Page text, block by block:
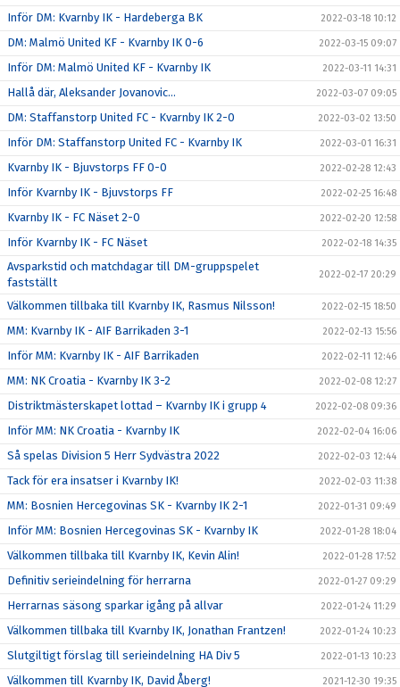
Inför DM: Kvarnby IK - Hardeberga BK 2022-03-18 10:12
DM: Malmö United KF - Kvarnby IK 0-6 2022-03-15 09:07
Inför DM: Malmö United KF - Kvarnby IK 2022-03-11 14:31
Hallå där, Aleksander Jovanovic... 2022-03-07 09:05
DM: Staffanstorp United FC - Kvarnby IK 2-0 2022-03-02 13:50
Inför DM: Staffanstorp United FC - Kvarnby IK 2022-03-01 16:31
Kvarnby IK - Bjuvstorps FF 0-0 2022-02-28 12:43
Inför Kvarnby IK - Bjuvstorps FF 2022-02-25 16:48
Kvarnby IK - FC Näset 2-0 2022-02-20 12:58
Inför Kvarnby IK - FC Näset 2022-02-18 14:35
Avsparkstid och matchdagar till DM-gruppspelet
fastställt
2022-02-17 20:29
Välkommen tillbaka till Kvarnby IK, Rasmus Nilsson! 2022-02-15 18:50
MM: Kvarnby IK - AIF Barrikaden 3-1 2022-02-13 15:56
Inför MM: Kvarnby IK - AIF Barrikaden 2022-02-11 12:46
MM: NK Croatia - Kvarnby IK 3-2 2022-02-08 12:27
Distriktmästerskapet lottad – Kvarnby IK i grupp 4 2022-02-08 09:36
Inför MM: NK Croatia - Kvarnby IK 2022-02-04 16:06
Så spelas Division 5 Herr Sydvästra 2022 2022-02-03 12:44
Tack för era insatser i Kvarnby IK! 2022-02-03 11:38
MM: Bosnien Hercegovinas SK - Kvarnby IK 2-1 2022-01-31 09:49
Inför MM: Bosnien Hercegovinas SK - Kvarnby IK 2022-01-28 18:04
Välkommen tillbaka till Kvarnby IK, Kevin Alin! 2022-01-28 17:52
Definitiv serieindelning för herrarna 2022-01-27 09:29
Herrarnas säsong sparkar igång på allvar 2022-01-24 11:29
Välkommen tillbaka till Kvarnby IK, Jonathan Frantzen! 2022-01-24 10:23
Slutgiltigt förslag till serieindelning HA Div 5 2022-01-13 10:23
Välkommen till Kvarnby IK, David Åberg! 2021-12-30 19:35